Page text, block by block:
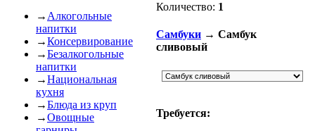
→ Алкогольные
напитки
→Консервирование
→Безалкогольные
напитки
→Национальная
кухня
→Блюда из круп
→Овощные
Количество: 1
Самбуки → Самбук
сливовый
Требуется: